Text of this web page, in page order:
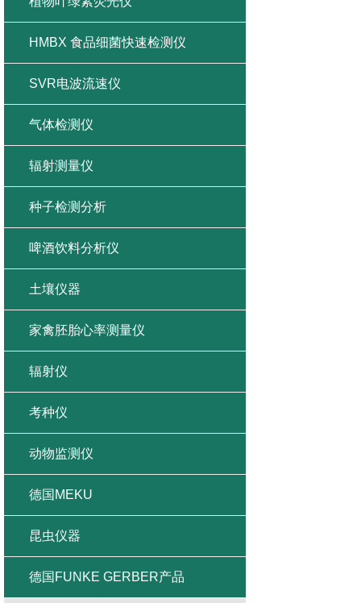
HMBX 食品细菌快速检测仪
SVR电波流速仪
气体检测仪
辐射测量仪
种子检测分析
啤酒饮料分析仪
土壤仪器
家禽胚胎心率测量仪
辐射仪
考种仪
动物监测仪
德国MEKU
昆虫仪器
德国FUNKE GERBER产品